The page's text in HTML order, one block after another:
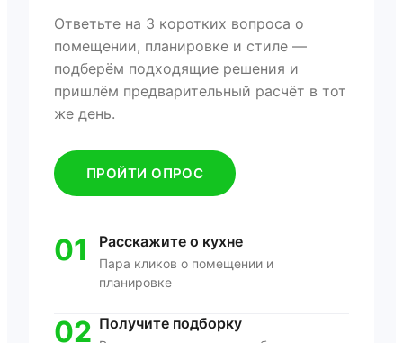
Ответьте на 3 коротких вопроса о
помещении, планировке и стиле —
подберём подходящие решения и
пришлём предварительный расчёт в тот
же день.
ПРОЙТИ ОПРОС
01 Расскажите о кухне
Пара кликов о помещении и
планировке
02 Получите подборку